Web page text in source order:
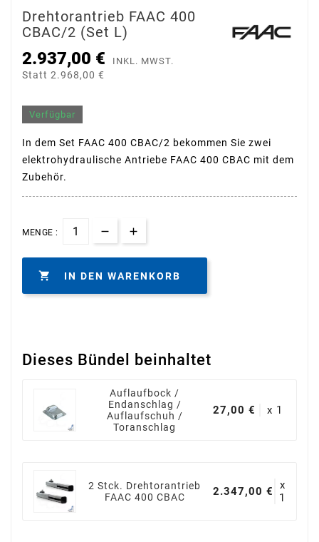
Drehtorantrieb FAAC 400
CBAC/2 (Set L)
2.937,00 € INKL. MWST.
Statt 2.968,00 €
Verfügbar
In dem Set FAAC 400 CBAC/2 bekommen Sie zwei
elektrohydraulische Antriebe FAAC 400 CBAC mit dem
Zubehör.
MENGE :
 IN DEN WARENKORB
Dieses Bündel beinhaltet
Auflaufbock /
Endanschlag /
Auflaufschuh /
Toranschlag
27,00 € x 1
2 Stck. Drehtorantrieb
FAAC 400 CBAC
2.347,00 €
x
1